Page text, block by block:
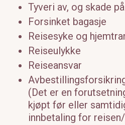
Tyveri av, og skade
Forsinket bagasje
Reisesyke og
Reiseulykke
Reiseansvar
(Det er en
kjøpt før eller
innbetaling for